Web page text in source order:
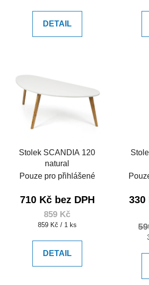
DETAIL
Stolek SCANDIA 120
natural
Pouze pro přihlášené
710 Kč bez DPH
859 Kč
Měrná
859 Kč / 1 ks
DETAIL
330